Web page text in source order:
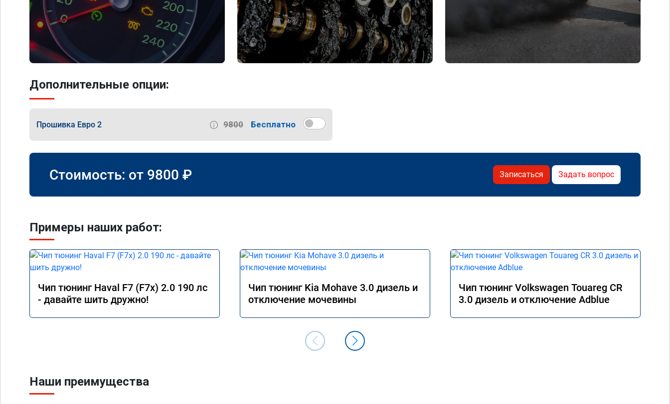
Дополнительные опции:
Прошивка Евро 2 9800 Бесплатно
Стоимость: от 9800 ₽ Записаться Задать вопрос
Примеры наших работ:
Чип тюнинг Haval F7 (F7x) 2.0 190 лс
- давайте шить дружно!
Чип тюнинг Kia Mohave 3.0 дизель и
отключение мочевины
Чип тюнинг Volkswagen Touareg CR
3.0 дизель и отключение Adblue
Наши преимущества